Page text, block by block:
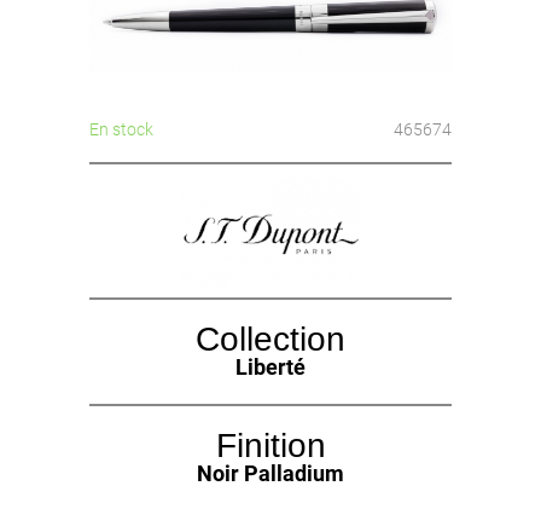
En stock 465674
Collection
Liberté
Finition
Noir Palladium